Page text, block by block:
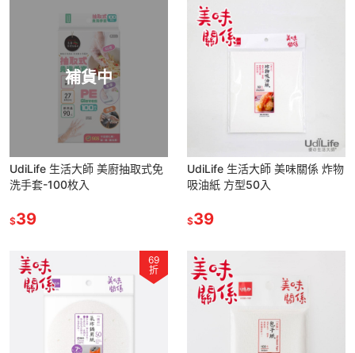
補貨中
UdiLife 生活大師 美廚抽取式免
洗手套-100枚入
$39
UdiLife 生活大師 美味關係 炸物
吸油紙 方型50入
$39
69
折